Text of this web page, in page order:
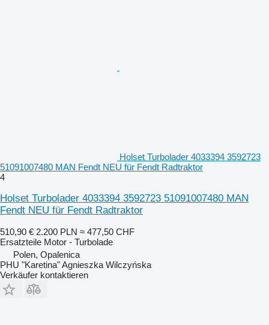
Holset Turbolader 4033394 3592723
51091007480 MAN Fendt NEU für Fendt Radtraktor
4
Holset Turbolader 4033394 3592723 51091007480 MAN
Fendt NEU für Fendt Radtraktor
510,90 € 2.200 PLN ≈ 477,50 CHF
Ersatzteile Motor - Turbolade
Polen, Opalenica
PHU "Karetina" Agnieszka Wilczyńska
Verkäufer kontaktieren